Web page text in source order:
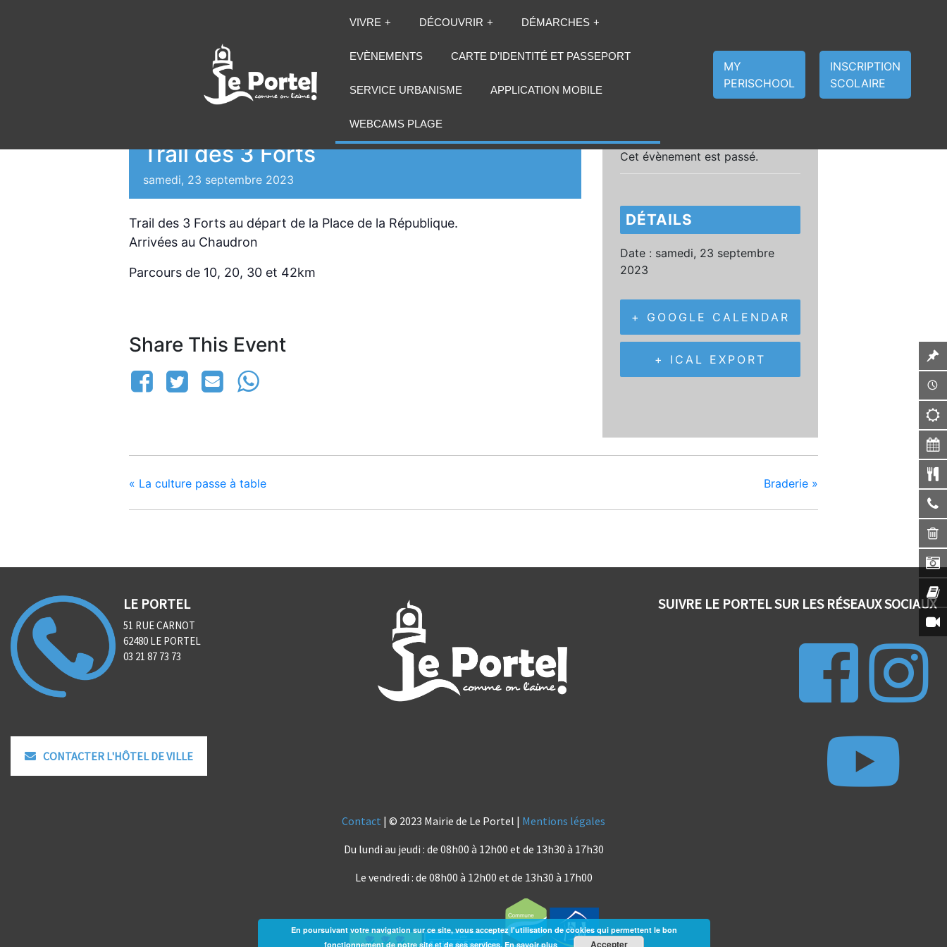
VIVRE DÉCOUVRIR DÉMARCHES
EVÈNEMENTS CARTE D’IDENTITÉ ET PASSEPORT
SERVICE URBANISME APPLICATION MOBILE
WEBCAMS PLAGE
MY
PERISCHOOL
INSCRIPTION
SCOLAIRE
Trail des 3 Forts
samedi, 23 septembre 2023
Trail des 3 Forts au départ de la Place de la République.
Arrivées au Chaudron
Parcours de 10, 20, 30 et 42km
Share This Event
Cet évènement est passé.
DÉTAILS
Date : samedi, 23 septembre
2023
+ GOOGLE CALENDAR
+ ICAL EXPORT
« La culture passe à table Braderie »
LE PORTEL
51 RUE CARNOT
62480 LE PORTEL
03 21 87 73 73
CONTACTER L'HÔTEL DE VILLE
SUIVRE LE PORTEL SUR LES RÉSEAUX SOCIAUX
Contact | © 2023 Mairie de Le Portel | Mentions légales
Du lundi au jeudi : de 08h00 à 12h00 et de 13h30 à 17h30
Le vendredi : de 08h00 à 12h00 et de 13h30 à 17h00
En poursuivant votre navigation sur ce site, vous acceptez l'utilisation de cookies qui permettent le bon
fonctionnement de notre site et de ses services. En savoir plus Accepter